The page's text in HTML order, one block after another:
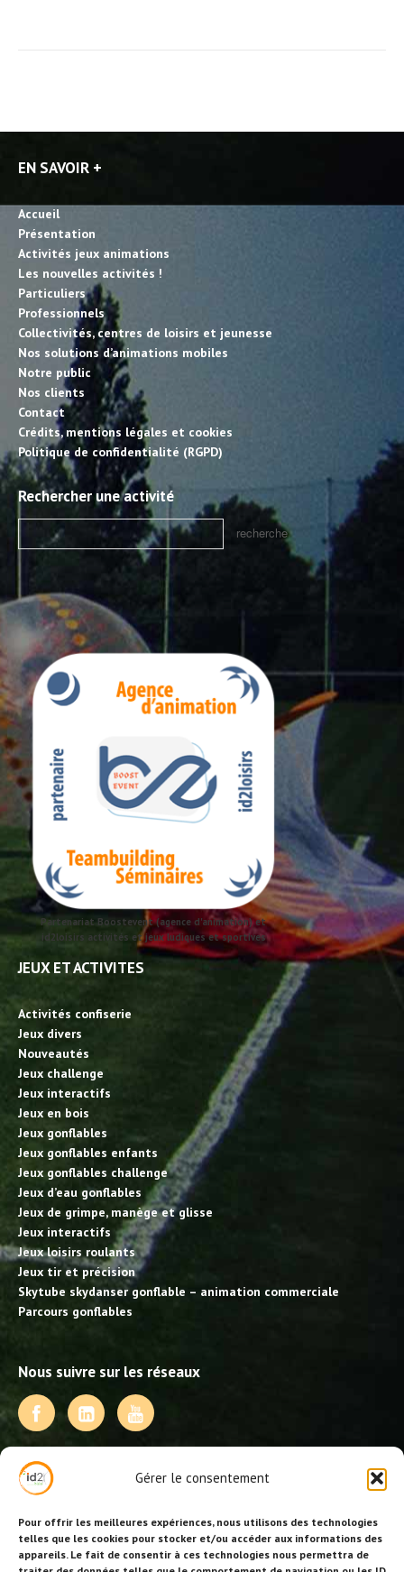
Gérer le consentement
Pour offrir les meilleures expériences, nous utilisons des technologies
telles que les cookies pour stocker et/ou accéder aux informations des
appareils. Le fait de consentir à ces technologies nous permettra de
EN SAVOIR +
Accueil
Présentation
Activités jeux animations
Les nouvelles activités !
Particuliers
Professionnels
Collectivités, centres de loisirs et jeunesse
Nos solutions d’animations mobiles
Notre public
Nos clients
Contact
Crédits, mentions légales et cookies
Politique de confidentialité (RGPD)
Rechercher une activité
Partenariat Boostevent (agence d'animation) et
id2loisirs activités et jeux ludiques et sportives
JEUX ET ACTIVITES
Activités confiserie
Jeux divers
Nouveautés
Jeux challenge
Jeux interactifs
Jeux en bois
Jeux gonflables
Jeux gonflables enfants
Jeux gonflables challenge
Jeux d’eau gonflables
Jeux de grimpe, manège et glisse
Jeux interactifs
Jeux loisirs roulants
Jeux tir et précision
Skytube skydanser gonflable – animation commerciale
Parcours gonflables
Nous suivre sur les réseaux
NOS PRESTATIONS
Activités, jeux et animations BDE
Animations événementielles
Animations EVJF – EVJG
Animations hôtellerie